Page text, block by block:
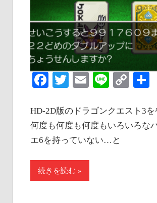
い
情
報
を
世
へ
発
信
Facebook
TwitterEmailLineCopy
HD-2D版のドラゴンクエスト3
何度も何度も何度もいろいろな
エ6を持っていない…と
続きを読む